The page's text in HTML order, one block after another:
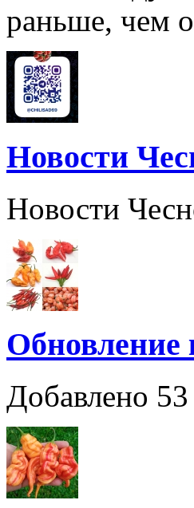
раньше, чем
Новости
Новости
Обновление
Добавлено